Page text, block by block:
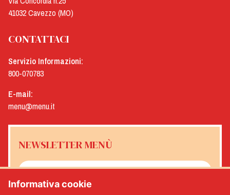
41032 Cavezzo (MO)
CONTATTACI
Servizio Informazioni:
800-070783
E-mail:
menu@menu.it
NEWSLETTER MENÙ
Informativa cookie